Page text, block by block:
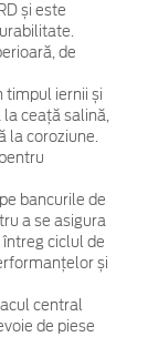
și este
de
timpul iernii și
ceață salină,
la coroziune.
bancurile de
a se asigura
ciclul de
și
central
de piese